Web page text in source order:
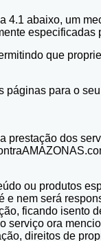
4.1 abaixo, um
que
para o
dos
ou produtos
nem será
ficando isento
ora
direitos de